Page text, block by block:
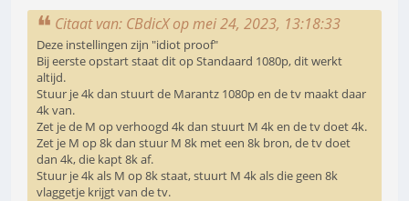
Citaat van: CBdicX op mei 24, 2023, 13:18:33
Deze instellingen zijn "idiot proof"
Bij eerste opstart staat dit op Standaard 1080p, dit werkt
altijd.
Stuur je 4k dan stuurt de Marantz 1080p en de tv maakt daar
4k van.
Zet je de M op verhoogd 4k dan stuurt M 4k en de tv doet 4k.
Zet je M op 8k dan stuur M 8k met een 8k bron, de tv doet
dan 4k, die kapt 8k af.
Stuur je 4k als M op 8k staat, stuurt M 4k als die geen 8k
vlaggetje krijgt van de tv.